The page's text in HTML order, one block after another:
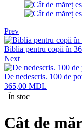
Prev
Biblia pentru copii în
Next
De nedescris. 100 de
365,00 MDL
În stoc
Cât de